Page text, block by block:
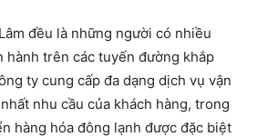
đều là những người có nhiều
hành trên các tuyến đường khắp
ty cung cấp đa dạng dịch vụ vận
nhu cầu của khách hàng, trong
hàng hóa đông lạnh được đặc biệt